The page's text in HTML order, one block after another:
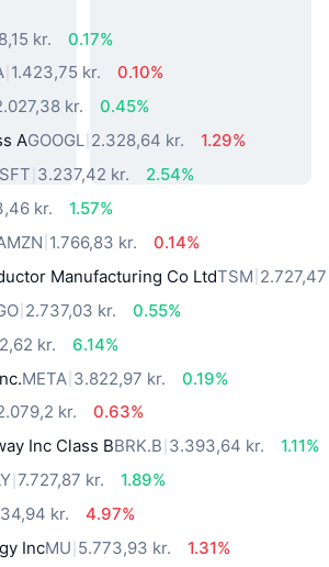
kr.
0.17%
1.423,75 kr.
0.10%
kr.
0.45%
AGOOGL 2.328,64 kr.
1.29%
3.237,42 kr.
2.54%
kr.
1.57%
1.766,83 kr.
0.14%
Manufacturing Co LtdTSM
2.737,03 kr.
0.55%
kr.
6.14%
META 3.822,97 kr.
0.19%
kr.
0.63%
Inc Class BBRK.B 3.393,64 kr.
1.11%
7.727,87 kr.
1.89%
kr.
4.97%
IncMU 5.773,93 kr.
1.31%